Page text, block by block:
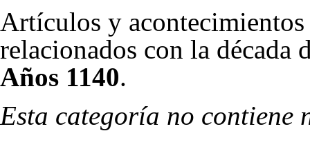
Artículos y acontecimientos
relacionados con la década
Años 1140.
Esta categoría no contiene